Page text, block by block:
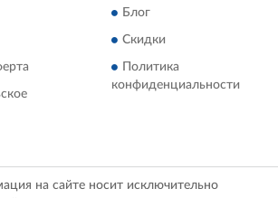
Блог
Скидки
Политика
конфиденциальности
на сайте носит исключительно